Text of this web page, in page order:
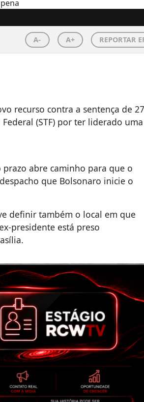
A- A+ REPORTAR
recurso contra a sentença de 27
(STF) por ter liderado uma
abre caminho para que o
que Bolsonaro inicie o
definir também o local em que
presidente está preso